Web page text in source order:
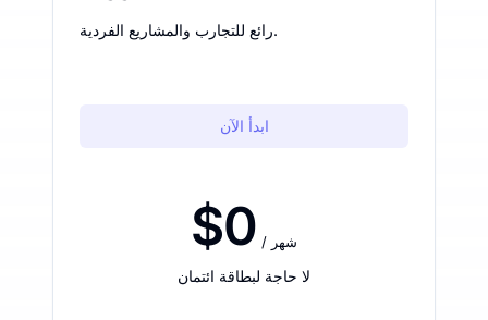
رائع للتجارب والمشاريع الفردية.
ابدأ الآن
$0 / شهر
لا حاجة لبطاقة ائتمان